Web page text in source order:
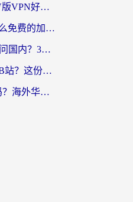
海外党必看：快帆TV版VPN好用吗？和Easyback VPN对比哪个回国效果更好？附2026真实测评
人在海外，到底有什么免费的加速器能让我安心追剧打游戏？
从美国用什么VPN访问国内？3年海外党亲测：选对工具才能无缝刷B站、看腾讯视频
在比利时深夜刷不到B站？这份回国加速器避坑指南请收好
Malus和柠檬鲸好用吗？海外华人亲测：回国加速器怎么选才不踩坑？